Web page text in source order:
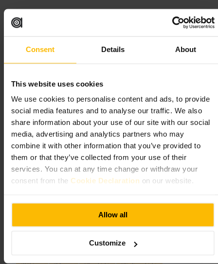
Consent Details About
This website uses cookies
We use cookies to personalise content and ads, to provide
social media features and to analyse our traffic. We also
share information about your use of our site with our social
media, advertising and analytics partners who may
combine it with other information that you’ve provided to
them or that they’ve collected from your use of their
services. You can at any time change or withdraw your
consent from the Cookie Declaration on our website.
Allow all
Customize
Buchen Sie Tickets vorab, wenn Sie an einer Verkostung teilnehmen
wollen. Kommen Sie 10–15 Minuten vor Tourbeginn. Bringen Sie
Besuch mit einem Spaziergang durch die Innenstadt.
Dublinia
Kunst und Unterhaltung•Museum Kunst und Unterhaltung•Museum•
Historisches Museum
4,5
4
Dublinia
Geschichten”